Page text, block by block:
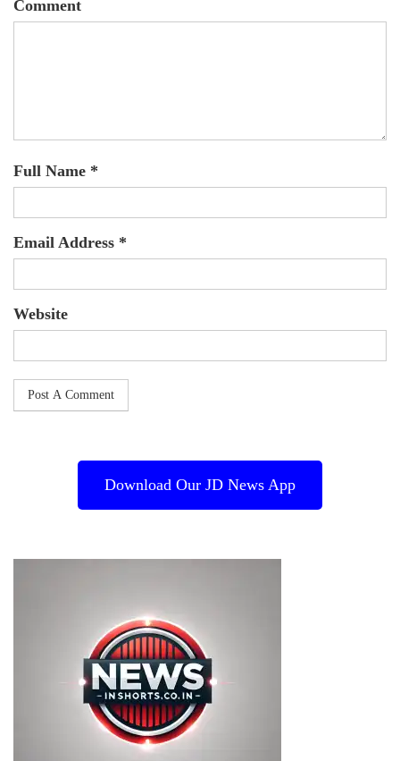
Comment
Full Name *
Email Address *
Website
Download Our JD News App